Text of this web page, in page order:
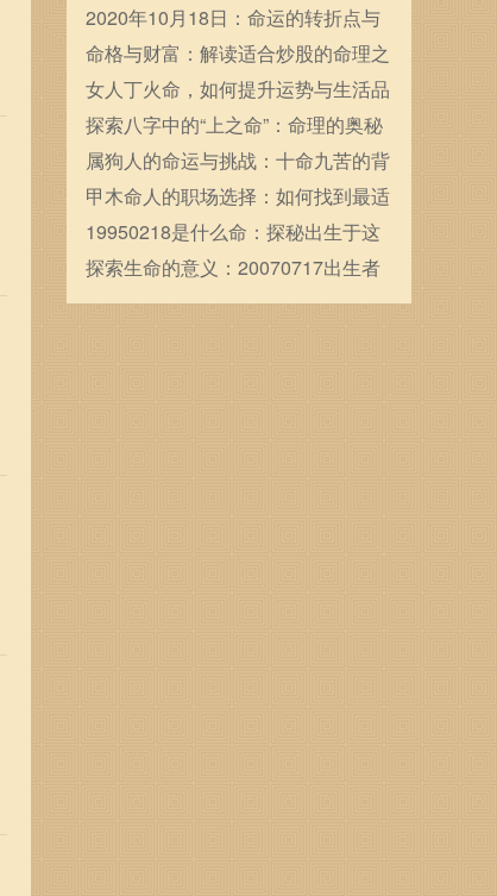
的可能性
2020年10月18日：命运的转折点与
人生的新起航
命格与财富：解读适合炒股的命理之
道
女人丁火命，如何提升运势与生活品
质的秘笈！
探索八字中的“上之命”：命理的奥秘
与人生启示
属狗人的命运与挑战：十命九苦的背
后故事
甲木命人的职场选择：如何找到最适
合的职业发展之路
19950218是什么命：探秘出生于这
一日的命运与性格
探索生命的意义：20070717出生者
的命运解析